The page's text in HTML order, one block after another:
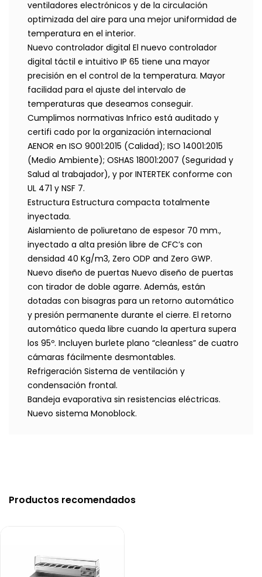
ventiladores electrónicos y de la circulación
optimizada del aire para una mejor uniformidad de
temperatura en el interior.
Nuevo controlador digital El nuevo controlador
digital táctil e intuitivo IP 65 tiene una mayor
precisión en el control de la temperatura. Mayor
facilidad para el ajuste del intervalo de
temperaturas que deseamos conseguir.
Cumplimos normativas Infrico está auditado y
certifi cado por la organización internacional
AENOR en ISO 9001:2015 (Calidad); ISO 14001:2015
(Medio Ambiente); OSHAS 18001:2007 (Seguridad y
Salud al trabajador), y por INTERTEK conforme con
UL 471 y NSF 7.
Estructura Estructura compacta totalmente
inyectada.
Aislamiento de poliuretano de espesor 70 mm.,
inyectado a alta presión libre de CFC’s con
densidad 40 Kg/m3, Zero ODP and Zero GWP.
Nuevo diseño de puertas Nuevo diseño de puertas
con tirador de doble agarre. Además, están
dotadas con bisagras para un retorno automático
y presión permanente durante el cierre. El retorno
automático queda libre cuando la apertura supera
los 95º. Incluyen burlete plano “cleanless” de cuatro
cámaras fácilmente desmontables.
Refrigeración Sistema de ventilación y
condensación frontal.
Bandeja evaporativa sin resistencias eléctricas.
Nuevo sistema Monoblock.
Productos recomendados